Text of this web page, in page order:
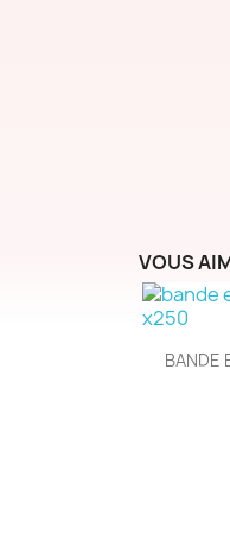
VOUS
BANDE